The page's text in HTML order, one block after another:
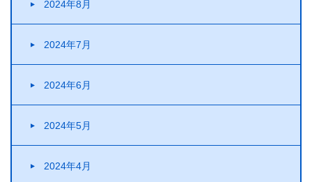
2024年8月
2024年7月
2024年6月
2024年5月
2024年4月